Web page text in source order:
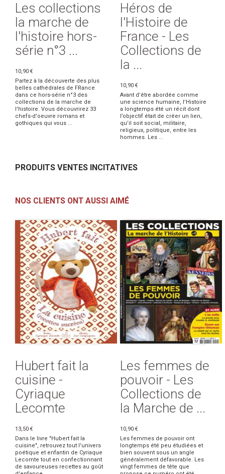
Les collections
la marche de
l'histoire hors-
série n°3 ...
10,90 €
Partez à la découverte des plus
belles cathédrales de FRance
dans ce hors-série n°3 des
collections de la marche de
l'histoire. Vous découvrirez 33
chefs-d'oeuvre romans et
gothiques qui vous ...
Héros de
l'Histoire de
France - Les
Collections de
la ...
10,90 €
Avant d’être abordée comme
une science humaine, l’Histoire
a longtemps été un récit dont
l’objectif était de créer un lien,
qu’il soit social, militaire,
religieux, politique, entre les
hommes. Les ...
PRODUITS VENTES INCITATIVES
NOS CLIENTS ONT AUSSI AIMÉ
Hubert fait la
cuisine -
Cyriaque
Lecomte
13,50 €
Dans le livre "Hubert fait la
cuisine", retrouvez tout l'univers
poétique et enfantin de Cyriaque
Lecomte tout en confectionnant
de savoureuses recettes au goût
Les femmes de
pouvoir - Les
Collections de
la Marche de ...
10,90 €
Les femmes de pouvoir ont
longtemps été peu étudiées et
bien souvent sous un angle
généralement défavorable. Les
vingt femmes de tête que